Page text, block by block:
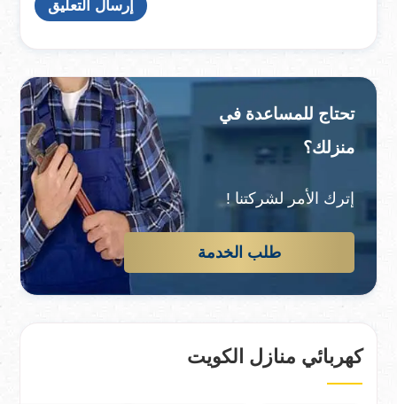
تحتاج للمساعدة في
منزلك؟
إترك الأمر لشركتنا !
طلب الخدمة
كهربائي منازل الكويت